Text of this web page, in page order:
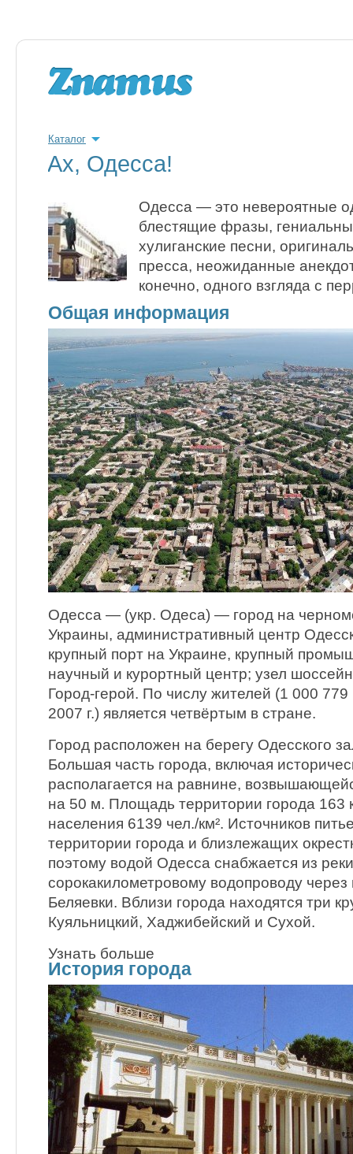
Каталог
Ах, Одесса!
Одесса — это невероятные
блестящие фразы,
хулиганские песни,
пресса, неожиданные
конечно, одного взгляда с
Общая информация
Одесса — (укр. Одеса) — город на
Украины, административный центр
крупный порт на Украине, крупный
научный и курортный центр; узел
Город-герой. По числу жителей (1 000
2007 г.) является четвёртым в стране.
Город расположен на берегу Одесского
Большая часть города, включая
располагается на равнине,
на 50 м. Площадь территории города 163
населения 6139 чел./км². Источников
территории города и близлежащих
поэтому водой Одесса снабжается из
сорокакилометровому водопроводу
Беляевки. Вблизи города находятся три
Куяльницкий, Хаджибейский и Сухой.
Узнать больше
История города